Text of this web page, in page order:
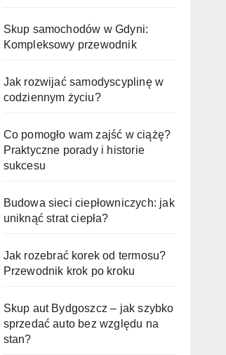
Skup samochodów w Gdyni:
Kompleksowy przewodnik
Jak rozwijać samodyscyplinę w
codziennym życiu?
Co pomogło wam zajść w ciążę?
Praktyczne porady i historie
sukcesu
Budowa sieci ciepłowniczych: jak
uniknąć strat ciepła?
Jak rozebrać korek od termosu?
Przewodnik krok po kroku
Skup aut Bydgoszcz – jak szybko
sprzedać auto bez względu na
stan?